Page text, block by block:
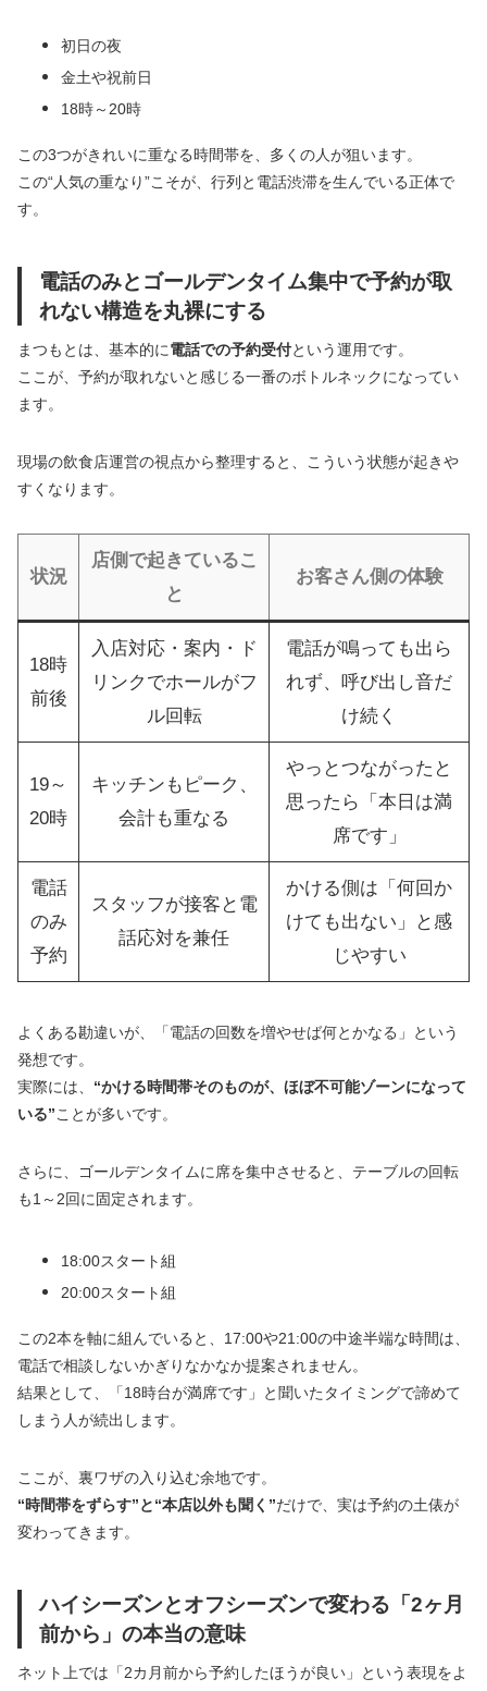
初日の夜
金土や祝前日
18時～20時
この3つがきれいに重なる時間帯を、多くの人が狙います。
この“人気の重なり”こそが、行列と電話渋滞を生んでいる正体で
す。
電話のみとゴールデンタイム集中で予約が取
れない構造を丸裸にする
まつもとは、基本的に電話での予約受付という運用です。
ここが、予約が取れないと感じる一番のボトルネックになってい
ます。
現場の飲食店運営の視点から整理すると、こういう状態が起きや
すくなります。
状況
店側で起きているこ
と
お客さん側の体験
18時
前後
入店対応・案内・ド
リンクでホールがフ
ル回転
電話が鳴っても出ら
れず、呼び出し音だ
け続く
19～
20時
キッチンもピーク、
会計も重なる
やっとつながったと
思ったら「本日は満
席です」
電話
のみ
予約
スタッフが接客と電
話応対を兼任
かける側は「何回か
けても出ない」と感
じやすい
よくある勘違いが、「電話の回数を増やせば何とかなる」という
発想です。
実際には、 “かける時間帯そのものが、ほぼ不可能ゾーンになって
いる”ことが多いです。
さらに、ゴールデンタイムに席を集中させると、テーブルの回転
も1～2回に固定されます。
18:00スタート組
20:00スタート組
この2本を軸に組んでいると、17:00や21:00の中途半端な時間は、
電話で相談しないかぎりなかなか提案されません。
結果として、「18時台が満席です」と聞いたタイミングで諦めて
しまう人が続出します。
ここが、裏ワザの入り込む余地です。
“時間帯をずらす”と“本店以外も聞く”だけで、実は予約の土俵が
変わってきます。
ハイシーズンとオフシーズンで変わる「2ヶ月
前から」の本当の意味
ネット上では「2カ月前から予約したほうが良い」という表現をよ